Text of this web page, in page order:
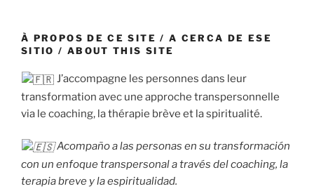
À PROPOS DE CE SITE / A CERCA DE ESE
SITIO / ABOUT THIS SITE
J’accompagne les personnes dans leur
transformation avec une approche transpersonnelle
via le coaching, la thérapie brève et la spiritualité.
Acompaño a las personas en su transformación
con un enfoque transpersonal a través del coaching, la
terapia breve y la espiritualidad.